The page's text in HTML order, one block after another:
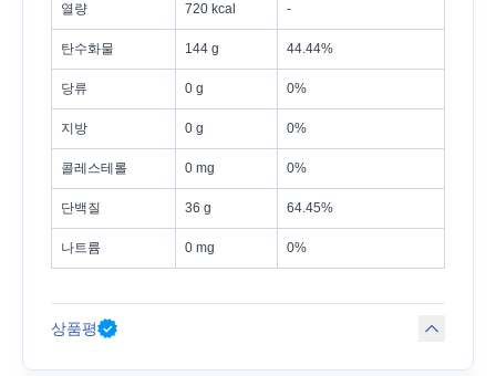
열량 720 kcal -
탄수화물 144 g 44.44%
당류 0 g 0%
지방 0 g 0%
콜레스테롤 0 mg 0%
단백질 36 g 64.45%
나트륨 0 mg 0%
상품평